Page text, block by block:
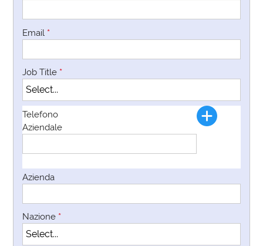
Email *
Job Title *
Telefono
Aziendale
Azienda
Nazione *